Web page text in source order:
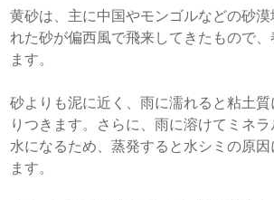
黄砂は、主に中国やモンゴルなどの砂
れた砂が偏西風で飛来してきたもので
ます。
砂よりも泥に近く、雨に濡れると粘土
りつきます。さらに、雨に溶けてミネ
水になるため、蒸発すると水シミの原
ます。